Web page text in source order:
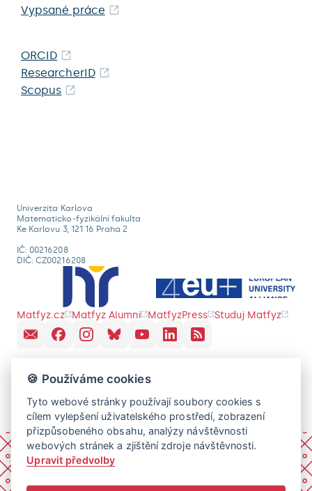
Vypsané práce
ORCID
ResearcherID
Scopus
Univerzita Karlova
Matematicko-fyzikální fakulta
Ke Karlovu 3, 121 16 Praha 2
IČ: 00216208
DIČ: CZ00216208
Matfyz.cz Matfyz Alumni MatfyzPress Studuj Matfyz
🍪 Používáme cookies
Tyto webové stránky používají soubory cookies s
cílem vylepšení uživatelského prostředí, zobrazení
přizpůsobeného obsahu, analýzy návštěvnosti
webových stránek a zjištění zdroje návštěvnosti.
Upravit předvolby